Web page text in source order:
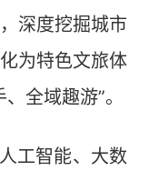
深度挖掘城市
为特色文旅体
全域趣游”。
工智能、大数